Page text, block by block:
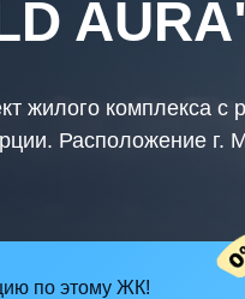
жилого комплекса с
Расположение г.
по этому ЖК!